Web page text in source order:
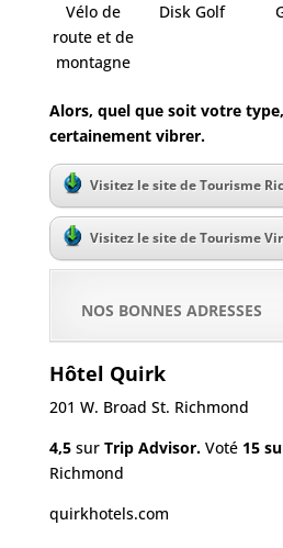
Vélo de
route et de
montagne
Disk Golf
Alors, quel que soit votre
certainement vibrer.
Visitez le site de Tourisme
Visitez le site de Tourisme
NOS BONNES ADRESSES
Hôtel Quirk
201 W. Broad St. Richmond
4,5sur Trip Advisor.Voté 15
Richmond
quirkhotels.com